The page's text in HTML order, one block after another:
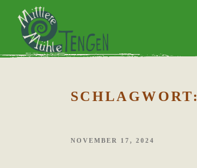
SCHLAGWORT:
VERÖFFENTLICHT
NOVEMBER 17, 2024